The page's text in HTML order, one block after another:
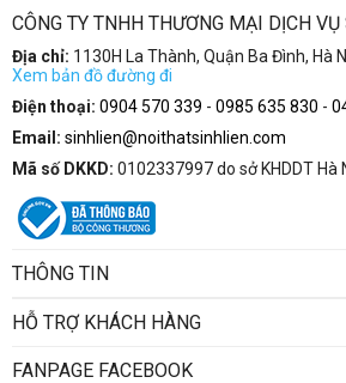
CÔNG TY TNHH THƯƠNG MẠI DỊCH
Địa chỉ: 1130H La Thành, Quận Ba Đình, Hà
Xem bản đồ đường đi
Điện thoại: 0904 570 339 - 0985 635 830 -
Email: sinhlien@noithatsinhlien.com
Mã số DKKD: 0102337997 do sở KHDDT Hà
THÔNG TIN
HỖ TRỢ KHÁCH HÀNG
FANPAGE FACEBOOK